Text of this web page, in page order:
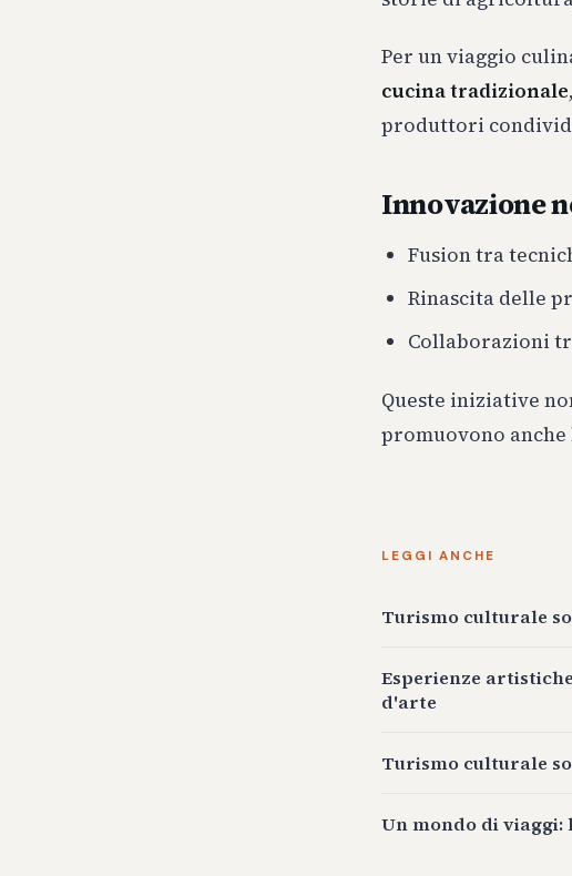
Per un viaggio
cucina tradizionale
produttori
Innovazione
Fusion tra
Rinascita delle
Collaborazioni
Queste iniziative
promuovono
LEGGI ANCHE
Turismo culturale
Esperienze
d'arte
Turismo culturale
Un mondo di